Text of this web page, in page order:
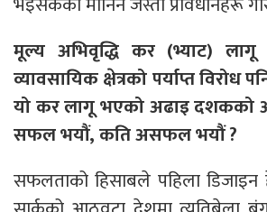
मूल्य अभिवृद्धि कर (भ्याट) लागू
व्यावसायिक क्षेत्रको पर्याप्त विरोध
यो कर लागू भएको अढाइ दशकको
सफल भयौं, कति असफल भयौं ?
सफलताको हिसाबले पहिला डिजाइन